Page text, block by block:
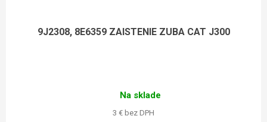
9J2308, 8E6359 ZAISTENIE ZUBA CAT J300
Na sklade
3 € bez DPH